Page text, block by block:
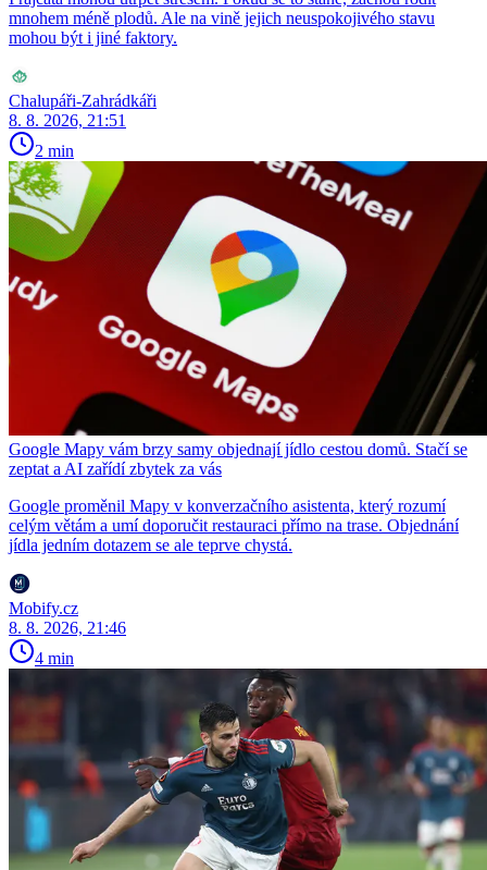
mnohem méně plodů. Ale na vině jejich neuspokojivého stavu
mohou být i jiné faktory.
Chalupáři-Zahrádkáři
8. 8. 2026, 21:51
2 min
Google Mapy vám brzy samy objednají jídlo cestou domů. Stačí se
zeptat a AI zařídí zbytek za vás
Google proměnil Mapy v konverzačního asistenta, který rozumí
celým větám a umí doporučit restauraci přímo na trase. Objednání
jídla jedním dotazem se ale teprve chystá.
Mobify.cz
8. 8. 2026, 21:46
4 min